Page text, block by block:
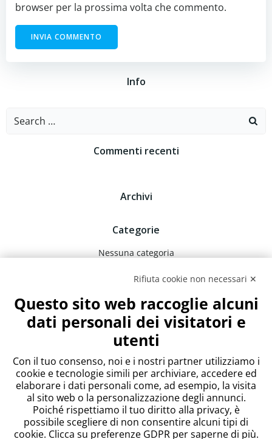
browser per la prossima volta che commento.
Info
Search
Commenti recenti
Archivi
Categorie
Nessuna categoria
Meta
Accedi
Feed dei contenuti
Feed dei commenti
WordPress.org
Rifiuta cookie non necessari ✕
Questo sito web raccoglie alcuni
dati personali dei visitatori e
utenti
Con il tuo consenso, noi e i nostri partner utilizziamo i
cookie e tecnologie simili per archiviare, accedere ed
elaborare i dati personali come, ad esempio, la visita
al sito web o la personalizzazione degli annunci.
Poiché rispettiamo il tuo diritto alla privacy, è
possibile scegliere di non consentire alcuni tipi di
cookie. Clicca su preferenze GDPR per saperne di più.